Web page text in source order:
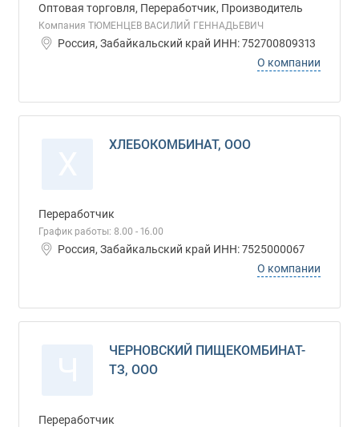
Оптовая торговля, Переработчик, Производитель
Компания ТЮМЕНЦЕВ ВАСИЛИЙ ГЕННАДЬЕВИЧ
Россия, Забайкальский край ИНН: 752700809313
О компании
ХЛЕБОКОМБИНАТ, ООО
Переработчик
График работы: 8.00 - 16.00
Россия, Забайкальский край ИНН: 7525000067
О компании
ЧЕРНОВСКИЙ ПИЩЕКОМБИНАТ-
ТЗ, ООО
Переработчик